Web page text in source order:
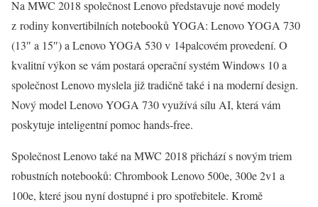
Na MWC 2018 společnost Lenovo představuje nové modely
z rodiny konvertibilních notebooků YOGA: Lenovo YOGA 730
(13″ a 15″) a Lenovo YOGA 530 v 14palcovém provedení. O
kvalitní výkon se vám postará operační systém Windows 10 a
společnost Lenovo myslela již tradičně také i na moderní design.
Nový model Lenovo YOGA 730 využívá sílu AI, která vám
poskytuje inteligentní pomoc hands-free.
Společnost Lenovo také na MWC 2018 přichází s novým triem
robustních notebooků: Chrombook Lenovo 500e, 300e 2v1 a
100e, které jsou nyní dostupné i pro spotřebitele. Kromě